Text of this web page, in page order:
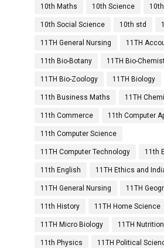
10th Maths 10th Science
10th Social Science 10th std
11TH General Nursing 11TH
11th Bio-Botany 11TH Bio-
11TH Bio-Zoology 11TH Biology
11th Business Maths 11TH
11th Commerce 11th Computer
11th Computer Science
11TH Computer Technology 11th
11th English 11TH Ethics and
11TH General Nursing 11TH
11th History 11TH Home Science
11TH Micro Biology 11TH Nutrition
11th Physics 11TH Political